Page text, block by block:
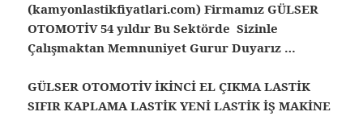
(kamyonlastikfiyatlari.com) Firmamız GÜLSER
OTOMOTİV 54 yıldır Bu Sektörde Sizinle
Çalışmaktan Memnuniyet Gurur Duyarız …
GÜLSER OTOMOTİV İKİNCİ EL ÇIKMA LASTİK
SIFIR KAPLAMA LASTİK YENİ LASTİK İŞ MAKİNE